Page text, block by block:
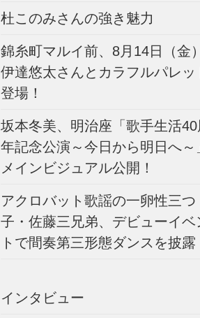
杜このみさんの強き魅力
錦糸町マルイ前、8月14日（金
伊達悠太さんとカラフルパレッ
登場！
坂本冬美、明治座「歌手生活40
年記念公演～今日から明日へ～
メインビジュアル公開！
アクロバット歌謡の一卵性三つ
子・佐藤三兄弟、デビューイベ
トで間奏第三形態ダンスを披露
インタビュー